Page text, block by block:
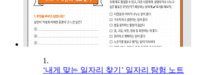
1.
‘내게 맞는 일자리 찾기’ 일자리 탐험 노트